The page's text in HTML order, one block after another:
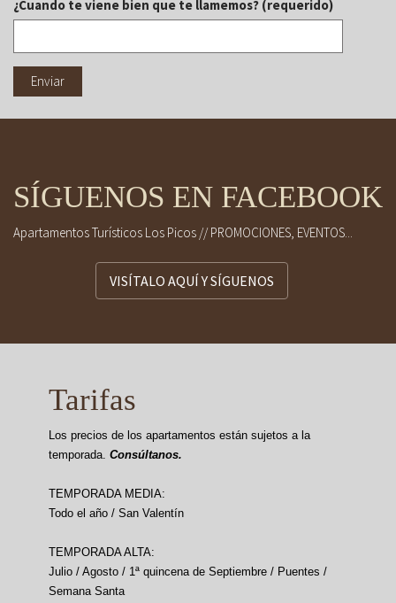
¿Cuando te viene bien que te llamemos? (requerido)
SÍGUENOS EN FACEBOOK
Apartamentos Turísticos Los Picos // PROMOCIONES, EVENTOS...
VISÍTALO AQUÍ Y SÍGUENOS
Tarifas
Los precios de los apartamentos están sujetos a la
temporada. Consúltanos.
TEMPORADA MEDIA:
Todo el año / San Valentín
TEMPORADA ALTA:
Julio / Agosto / 1ª quincena de Septiembre / Puentes /
Semana Santa